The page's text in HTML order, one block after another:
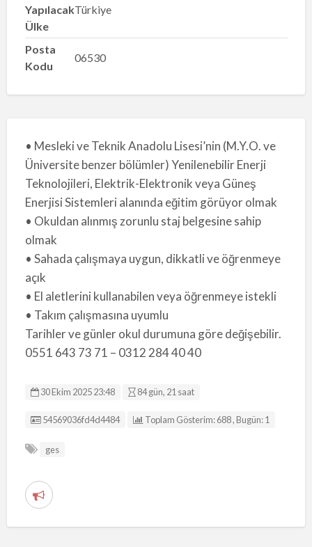
Yapılacak
Ülke
Türkiye
Posta
Kodu
06530
• Mesleki ve Teknik Anadolu Lisesi’nin (M.Y.O. ve
Üniversite benzer bölümler) Yenilenebilir Enerji
Teknolojileri, Elektrik-Elektronik veya Güneş
Enerjisi Sistemleri alanında eğitim görüyor olmak
• Okuldan alınmış zorunlu staj belgesine sahip
olmak
• Sahada çalışmaya uygun, dikkatli ve öğrenmeye
açık
• El aletlerini kullanabilen veya öğrenmeye istekli
• Takım çalışmasına uyumlu
Tarihler ve günler okul durumuna göre değişebilir.
0551 643 73 71 – 0312 284 40 40
30 Ekim 2025 23:48 84 gün, 21 saat
Listing ID
54569036fd4d4484 Toplam Gösterim: 688 , Bugün: 1
ges
S